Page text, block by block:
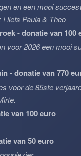
en een mooi
! liefs Paula & Theo
- donatie van 100
voor 2026 een mooi
- donatie van 770
voor de 85ste
van 100 euro
van 50 euro